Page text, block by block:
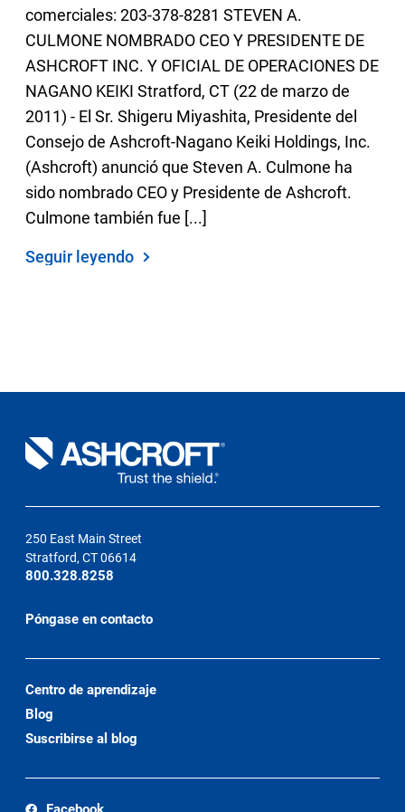
comerciales: 203-378-8281 STEVEN A.
CULMONE NOMBRADO CEO Y PRESIDENTE DE
ASHCROFT INC. Y OFICIAL DE OPERACIONES DE
NAGANO KEIKI Stratford, CT (22 de marzo de
2011) - El Sr. Shigeru Miyashita, Presidente del
Consejo de Ashcroft-Nagano Keiki Holdings, Inc.
(Ashcroft) anunció que Steven A. Culmone ha
sido nombrado CEO y Presidente de Ashcroft.
Culmone también fue [...]
Seguir leyendo
250 East Main Street
Stratford, CT 06614
800.328.8258
Póngase en contacto
Centro de aprendizaje
Blog
Suscribirse al blog